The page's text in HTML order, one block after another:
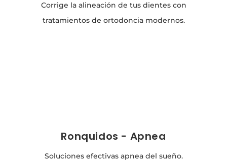
Corrige la alineación de tus dientes con
tratamientos de ortodoncia modernos.
Ronquidos - Apnea
Soluciones efectivas apnea del sueño.